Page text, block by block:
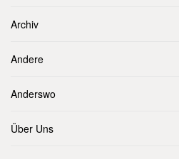
Archiv
Andere
Anderswo
Über Uns